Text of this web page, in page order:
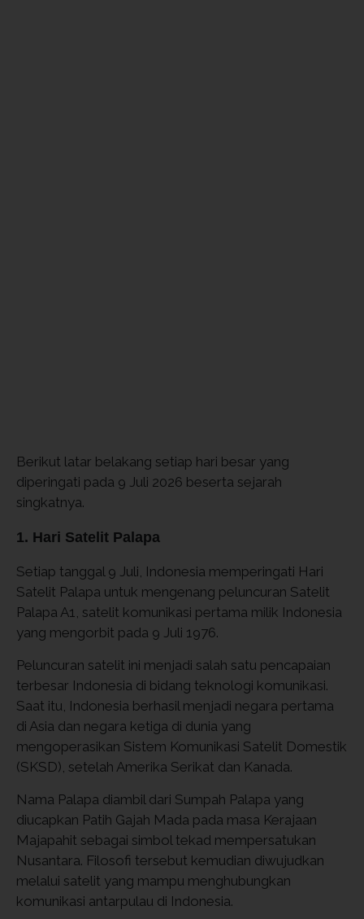
Berikut latar belakang setiap hari besar yang
diperingati pada 9 Juli 2026 beserta sejarah
singkatnya.
1. Hari Satelit Palapa
Setiap tanggal 9 Juli, Indonesia memperingati Hari
Satelit Palapa untuk mengenang peluncuran Satelit
Palapa A1, satelit komunikasi pertama milik Indonesia
yang mengorbit pada 9 Juli 1976.
Peluncuran satelit ini menjadi salah satu pencapaian
terbesar Indonesia di bidang teknologi komunikasi.
Saat itu, Indonesia berhasil menjadi negara pertama
di Asia dan negara ketiga di dunia yang
mengoperasikan Sistem Komunikasi Satelit Domestik
(SKSD), setelah Amerika Serikat dan Kanada.
Nama Palapa diambil dari Sumpah Palapa yang
diucapkan Patih Gajah Mada pada masa Kerajaan
Majapahit sebagai simbol tekad mempersatukan
Nusantara. Filosofi tersebut kemudian diwujudkan
melalui satelit yang mampu menghubungkan
komunikasi antarpulau di Indonesia.